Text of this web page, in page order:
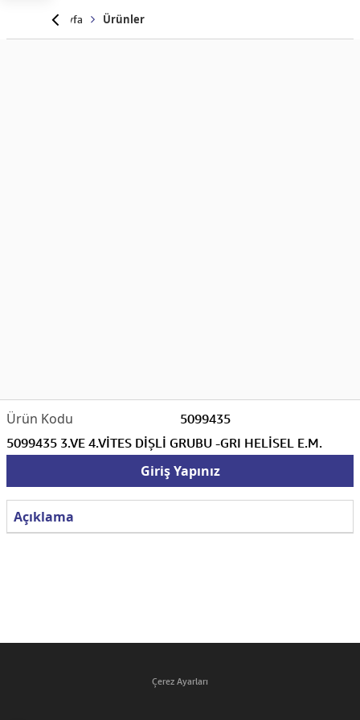
Anasayfa Ürünler
5099435
5099435 3.VE 4.VİTES DİŞLİ GRUBU -GRI HELİSEL E.M.
Giriş Yapınız
Açıklama
Çerez Ayarları